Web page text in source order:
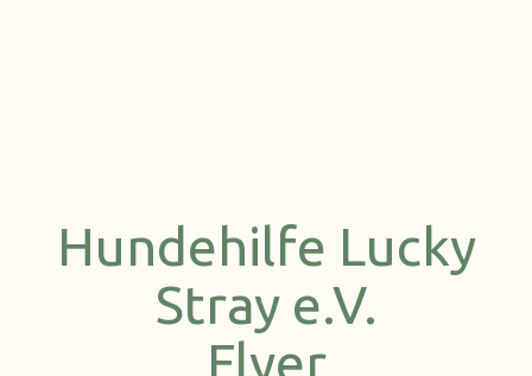
Hundehilfe Lucky
Stray e.V.
Flyer